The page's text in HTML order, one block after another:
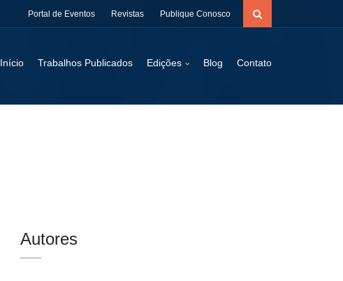
Portal de Eventos Revistas Publique Conosco
Início Trabalhos Publicados Edições Blog Contato
Autores